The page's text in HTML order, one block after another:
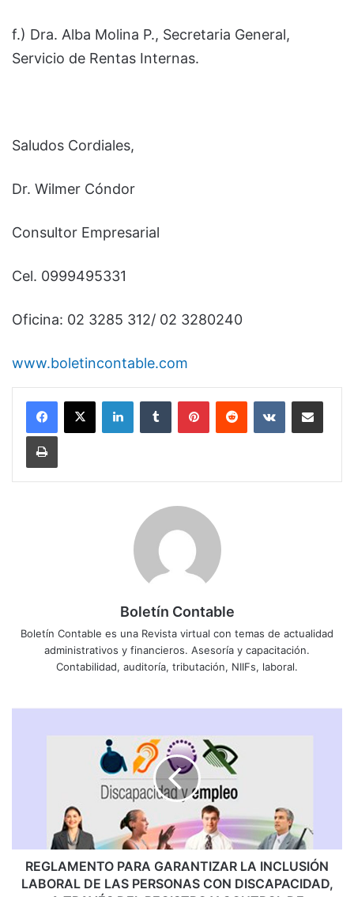
f.) Dra. Alba Molina P., Secretaria General,
Servicio de Rentas Internas.
Saludos Cordiales,
Dr. Wilmer Cóndor
Consultor Empresarial
Cel. 0999495331
Oficina: 02 3285 312/ 02 3280240
www.boletincontable.com
Boletín Contable
Boletín Contable es una Revista virtual con temas de actualidad
administrativos y financieros. Asesoría y capacitación.
Contabilidad, auditoría, tributación, NIIFs, laboral.
T
REGLAMENTO PARA GARANTIZAR LA INCLUSIÓN
LABORAL DE LAS PERSONAS CON DISCAPACIDAD,